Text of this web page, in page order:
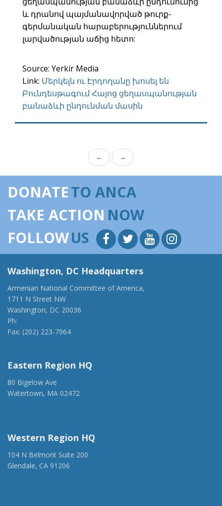
և դրանով պայմանավորված թուրք-
գերմանական հարաբերություններում
լարվածության աճից հետո:
Source: Yerkir Media
Link: Մերկելն ու Էրդողանը խոսել են
Բունդեսթագում Հայոց ցեղասպանության
բանաձևի ընդունման մասին
← →
DONATETO ANCA
TAKE ACTION NOW
FOLLOWUS
Washington, DC Headquarters
Armenian National Committee of America,
1711 N Street NW
Washington, DC 20036
Ph:
Fax: (202) 223-7964
Eastern Region HQ
80 Bigelow Ave
Watertown, MA 02472
Western Region HQ
104 N Belmont Suite 200
Glendale, CA 91206